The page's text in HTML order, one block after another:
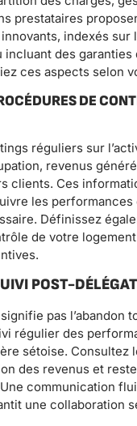
prestataires
indexés sur
incluant des garanties
ces aspects selon
DE
réguliers sur
revenus
clients. Ces
les performances
Définissez
de votre
POST-
pas l’abandon
régulier des
sétoise. Consultez
des revenus et
Une communication
une collaboration